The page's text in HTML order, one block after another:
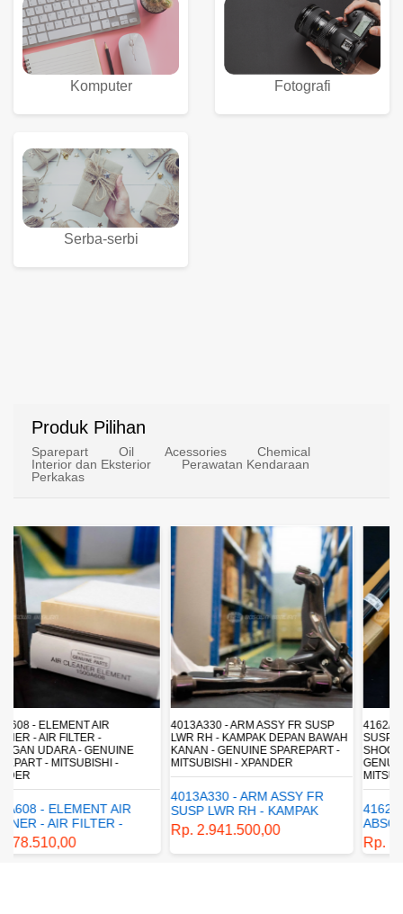
Komputer Fotografi
Serba-serbi
Produk Pilihan
Sparepart Oil Acessories
Chemical
Interior dan Eksterior
Perawatan Kendaraan
Perkakas
4013A330 - ARM ASSY FR SUSP
LWR RH - KAMPAK DEPAN BAWAH
KANAN - GENUINE SPAREPART -
MITSUBISHI - XPANDER
SUSP LWR RH - KAMPAK
DEPAN BAWAH KANAN -
GENUINE SPAREPART -
MITSUBISHI - XPANDER
Rp. 2.941.500,00
4162A413 - SHOCK ABSORBER RR
SUSP - SUSPENSI BELAKANG -
SHOCKBREAKER BELAKANG -
GENUINE SPAREPART -
MITSUBISHI - XPANDER
4162A413 - SHOCK
ABSORBER RR SUSP -
SUSPENSI BELAKANG -
SHOCKBREAKER BELAKANG